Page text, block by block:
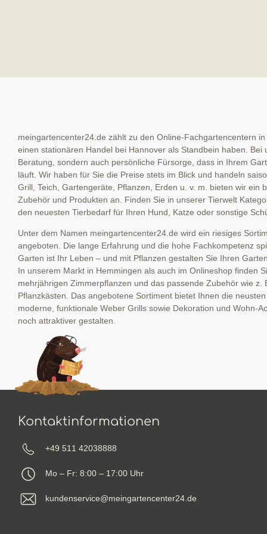
meingartencenter24.de zählt zu den Online-Fachgartencentern
einen stationären Handel bei Hannover als Standbein haben. Bei
Beratung, sondern auch persönliche Fürsorge, dass in Ihrem
läuft. Wir haben für Sie die Preise stets im Blick und handeln
Grill, Teich, Gartengeräte, Pflanzen, Erden u. v. m. bieten wir ein
Zubehör und Produkten an. Finden Sie in unserer Tierwelt
den neuesten Tierbedarf für Ihren Hund, Katze oder sonstige
Unter dem Namen meingartencenter24.de wird ein riesiges
angeboten. Die lange Erfahrung und die hohe Fachkompetenz
Garten ist Ihr Leben – und mit Pflanzen gestalten Sie Ihren
In unserem Markt in Hemmingen als auch im Onlineshop finden
mehrjährigen Zimmerpflanzen und das passende Zubehör wie z.
Pflanzkästen. Das angebotene Sortiment bietet Ihnen die
moderne, funktionale Weber Grills sowie Dekoration und Wohn-
noch attraktiver gestalten.
Kontaktinformationen
+49 511 42038888
Mo – Fr: 8:00 – 17:00 Uhr
kundenservice@meingartencenter24.de